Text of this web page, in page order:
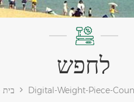
לחפש
בית Digital-Weight-Piece-